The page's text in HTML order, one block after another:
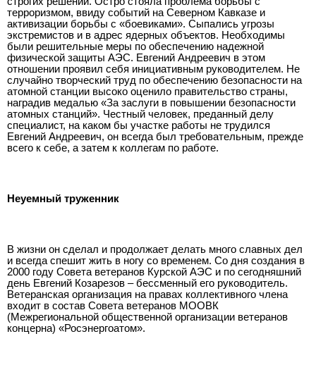
терроризмом, ввиду событий на Северном Кавказе и
активизации борьбы с «боевиками». Сыпались угрозы
экстремистов и в адрес ядерных объектов. Необходимы
были решительные меры по обеспечению надежной
физической защиты АЭС. Евгений Андреевич в этом
отношении проявил себя инициативным руководителем. Не
случайно творческий труд по обеспечению безопасности на
атомной станции высоко оценило правительство страны,
наградив медалью «За заслуги в повышении безопасности
атомных станций». Честный человек, преданный делу
специалист, на каком бы участке работы не трудился
Евгений Андреевич, он всегда был требовательным, прежде
всего к себе, а затем к коллегам по работе.
Неуемный труженник
В жизни он сделал и продолжает делать много славных дел
и всегда спешит жить в ногу со временем. Со дня создания в
2000 году Совета ветеранов Курской АЭС и по сегодняшний
день Евгений Козарезов – бессменный его руководитель.
Ветеранская организация на правах коллективного члена
входит в состав Совета ветеранов МООВК
(Межрегиональной общественной организации ветеранов
концерна) «Росэнергоатом».